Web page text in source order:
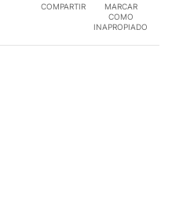
la continuidad del
COMPARTIR
MARCAR
COMO
INAPROPIADO